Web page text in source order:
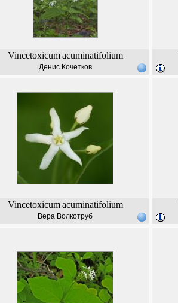
Vincetoxicum acuminatifolium
Денис Кочетков
Vincetoxicum acuminatifolium
Вера Волкотруб